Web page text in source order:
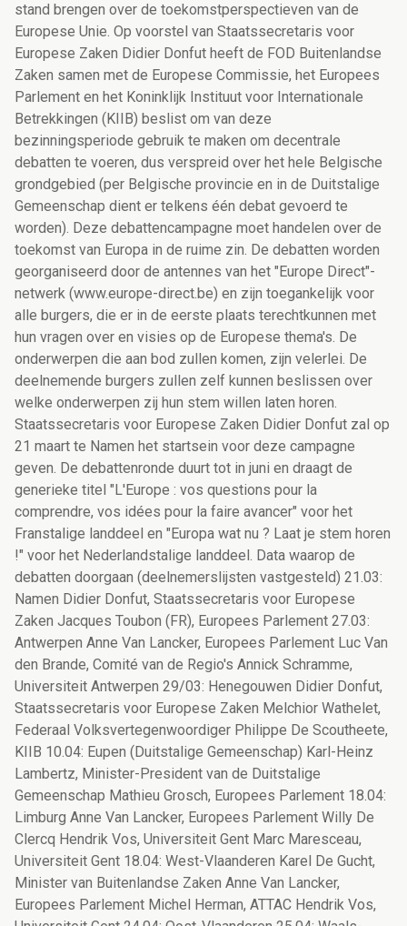
stand brengen over de toekomstperspectieven van de
Europese Unie. Op voorstel van Staatssecretaris voor
Europese Zaken Didier Donfut heeft de FOD Buitenlandse
Zaken samen met de Europese Commissie, het Europees
Parlement en het Koninklijk Instituut voor Internationale
Betrekkingen (KIIB) beslist om van deze
bezinningsperiode gebruik te maken om decentrale
debatten te voeren, dus verspreid over het hele Belgische
grondgebied (per Belgische provincie en in de Duitstalige
Gemeenschap dient er telkens één debat gevoerd te
worden). Deze debattencampagne moet handelen over de
toekomst van Europa in de ruime zin. De debatten worden
georganiseerd door de antennes van het "Europe Direct"-
netwerk (www.europe-direct.be) en zijn toegankelijk voor
alle burgers, die er in de eerste plaats terechtkunnen met
hun vragen over en visies op de Europese thema's. De
onderwerpen die aan bod zullen komen, zijn velerlei. De
deelnemende burgers zullen zelf kunnen beslissen over
welke onderwerpen zij hun stem willen laten horen.
Staatssecretaris voor Europese Zaken Didier Donfut zal op
21 maart te Namen het startsein voor deze campagne
geven. De debattenronde duurt tot in juni en draagt de
generieke titel "L'Europe : vos questions pour la
comprendre, vos idées pour la faire avancer" voor het
Franstalige landdeel en "Europa wat nu ? Laat je stem horen
!" voor het Nederlandstalige landdeel. Data waarop de
debatten doorgaan (deelnemerslijsten vastgesteld) 21.03:
Namen Didier Donfut, Staatssecretaris voor Europese
Zaken Jacques Toubon (FR), Europees Parlement 27.03:
Antwerpen Anne Van Lancker, Europees Parlement Luc Van
den Brande, Comité van de Regio's Annick Schramme,
Universiteit Antwerpen 29/03: Henegouwen Didier Donfut,
Staatssecretaris voor Europese Zaken Melchior Wathelet,
Federaal Volksvertegenwoordiger Philippe De Scoutheete,
KIIB 10.04: Eupen (Duitstalige Gemeenschap) Karl-Heinz
Lambertz, Minister-President van de Duitstalige
Gemeenschap Mathieu Grosch, Europees Parlement 18.04:
Limburg Anne Van Lancker, Europees Parlement Willy De
Clercq Hendrik Vos, Universiteit Gent Marc Maresceau,
Universiteit Gent 18.04: West-Vlaanderen Karel De Gucht,
Minister van Buitenlandse Zaken Anne Van Lancker,
Europees Parlement Michel Herman, ATTAC Hendrik Vos,